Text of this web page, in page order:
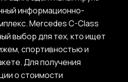
информационно-
Mercedes C-Class
выбор для тех, кто ищет
спортивностью и
Для получения
о стоимости